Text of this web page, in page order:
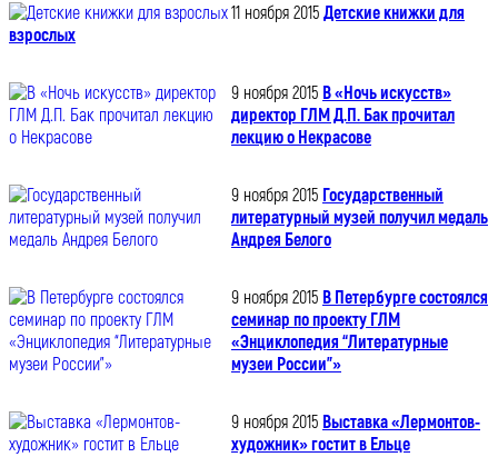
11 ноября 2015 Детские книжки для
взрослых
9 ноября 2015 В «Ночь искусств»
директор ГЛМ Д.П. Бак прочитал
лекцию о Некрасове
9 ноября 2015 Государственный
литературный музей получил медаль
Андрея Белого
9 ноября 2015 В Петербурге состоялся
семинар по проекту ГЛМ
«Энциклопедия “Литературные
музеи России”»
9 ноября 2015 Выставка «Лермонтов-
художник» гостит в Ельце